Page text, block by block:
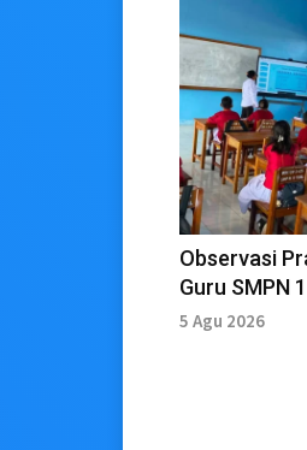
Observasi
Guru SMPN
Tingkatkan
5 Agu 2026